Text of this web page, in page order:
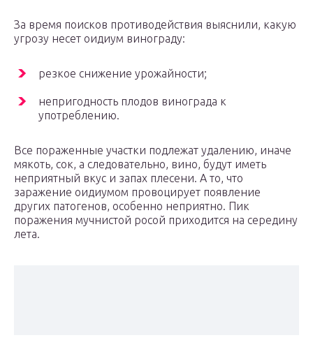
За время поисков противодействия выяснили, какую
угрозу несет оидиум винограду:
резкое снижение урожайности;
непригодность плодов винограда к
употреблению.
Все пораженные участки подлежат удалению, иначе
мякоть, сок, а следовательно, вино, будут иметь
неприятный вкус и запах плесени. А то, что
заражение оидиумом провоцирует появление
других патогенов, особенно неприятно. Пик
поражения мучнистой росой приходится на середину
лета.